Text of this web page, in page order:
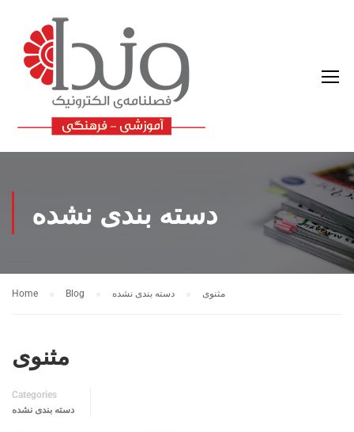
دسته بندی نشده
Home Blog دسته بندی نشده مثنوی
مثنوی
Categories
دسته بندی نشده